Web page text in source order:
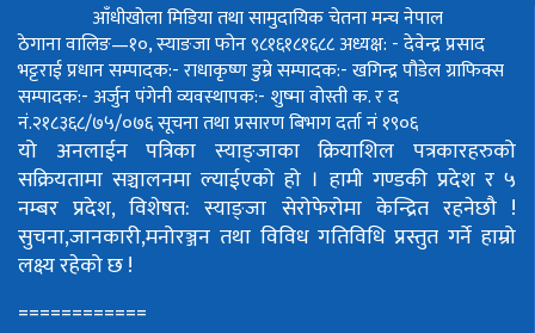
आँधीखोला मिडिया तथा सामुदायिक चेतना मन्च नेपाल
ठेगाना वालिङ—१०, स्याङजा फोन ९८१६१८१६८८अध्यक्ष: - देवेन्द्र प्रसाद
भट्टराईप्रधान सम्पादक:- राधाकृष्ण डुम्रेसम्पादक:- खगिन्द्र पौडेलग्राफिक्स
सम्पादक:- अर्जुन पंगेनीव्यवस्थापक:- शुष्मा वोस्तीक. र द
नं.२१८३६८/७५/०७६सूचना तथा प्रसारण बिभाग दर्ता नं १९०६
यो अनलाईन पत्रिका स्याङ्जाका क्रियाशिल पत्रकारहरुको
सक्रियतामा सञ्चालनमा ल्याईएको हो । हामी गण्डकी प्रदेश र ५
नम्बर प्रदेश, विशेषत: स्याङ्जा सेरोफेरोमा केन्द्रित रहनेछौ !
सुचना,जानकारी,मनोरञ्जन तथा विविध गतिविधि प्रस्तुत गर्ने हाम्रो
लक्ष्य रहेको छ !
============